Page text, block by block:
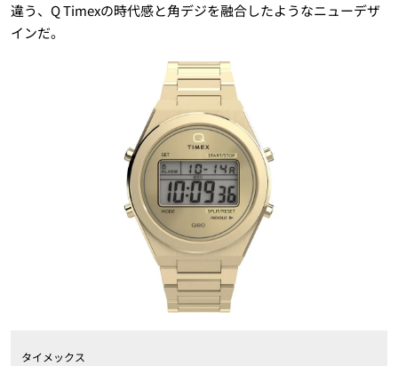
違う、Q Timexの時代感と角デジを融合したようなニューデザ
インだ。
タイメックス